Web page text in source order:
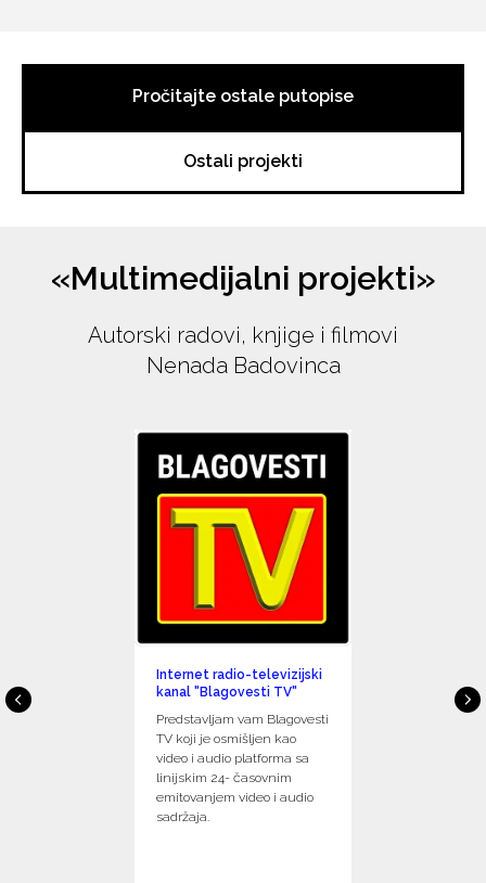
Pročitajte ostale putopise
Ostali projekti
«Multimedijalni projekti»
Autorski radovi, knjige i filmovi
Nenada Badovinca
Internet radio-televizijski
kanal "Blagovesti TV"
Predstavljam vam Blagovesti
TV koji je osmišljen kao
video i audio platforma sa
linijskim 24- časovnim
emitovanjem video i audio
sadržaja.